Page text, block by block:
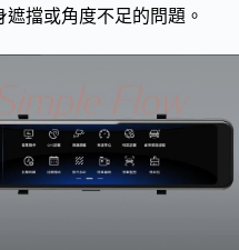
擋或角度不足的問題。